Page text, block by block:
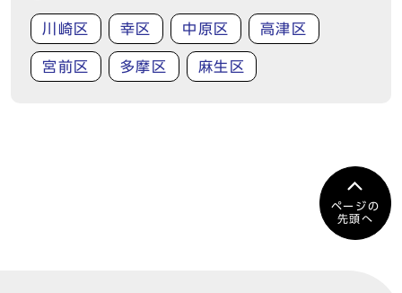
川崎区 幸区 中原区 高津区
宮前区 多摩区 麻生区
ページの
先頭へ